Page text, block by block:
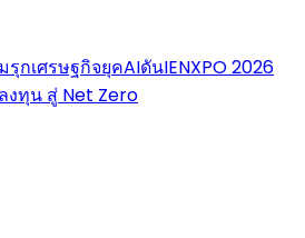
รุกเศรษฐกิจยุคAIดันIENXPO 2026
งทุน สู่ Net Zero